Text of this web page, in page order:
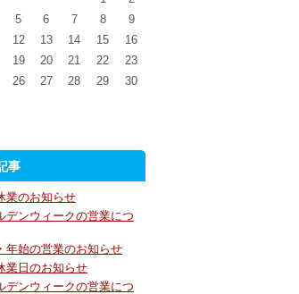
5 6 7 8
9
12 13 14 15
16
19 20 21 22
23
26 27 28 29
30
事
業のお知らせ
デンウィークの営業につ
年始の営業のお知らせ
業日のお知らせ
デンウィークの営業につ